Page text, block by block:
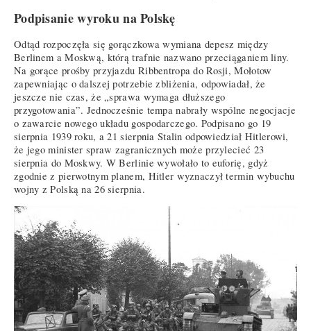
Podpisanie wyroku na Polskę
Odtąd rozpoczęła się gorączkowa wymiana depesz między
Berlinem a Moskwą, którą trafnie nazwano przeciąganiem liny.
Na gorące prośby przyjazdu Ribbentropa do Rosji, Mołotow
zapewniając o dalszej potrzebie zbliżenia, odpowiadał, że
jeszcze nie czas, że „sprawa wymaga dłuższego
przygotowania”. Jednocześnie tempa nabrały wspólne negocjacje
o zawarcie nowego układu gospodarczego. Podpisano go 19
sierpnia 1939 roku, a 21 sierpnia Stalin odpowiedział Hitlerowi,
że jego minister spraw zagranicznych może przylecieć 23
sierpnia do Moskwy. W Berlinie wywołało to euforię, gdyż
zgodnie z pierwotnym planem, Hitler wyznaczył termin wybuchu
wojny z Polską na 26 sierpnia.